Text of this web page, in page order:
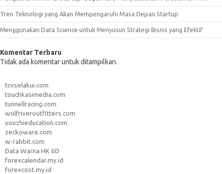
Tren Teknologi yang Akan Mempengaruhi Masa Depan Startup
Menggunakan Data Science untuk Menyusun Strategi Bisnis yang Efektif
Komentar Terbaru
Tidak ada komentar untuk ditampilkan.
tcvselakui.com
touchkasimedia.com
tunnellracing.com
wolfriveroutfitters.com
youzhieducation.com
zeckoware.com
w-rabbit.com
Data Warna HK 6D
forexcalendar.my.id
forexcost.my.id